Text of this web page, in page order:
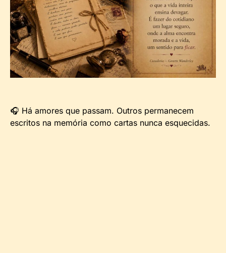
🎧 Há amores que passam. Outros permanecem
escritos na memória como cartas nunca esquecidas.